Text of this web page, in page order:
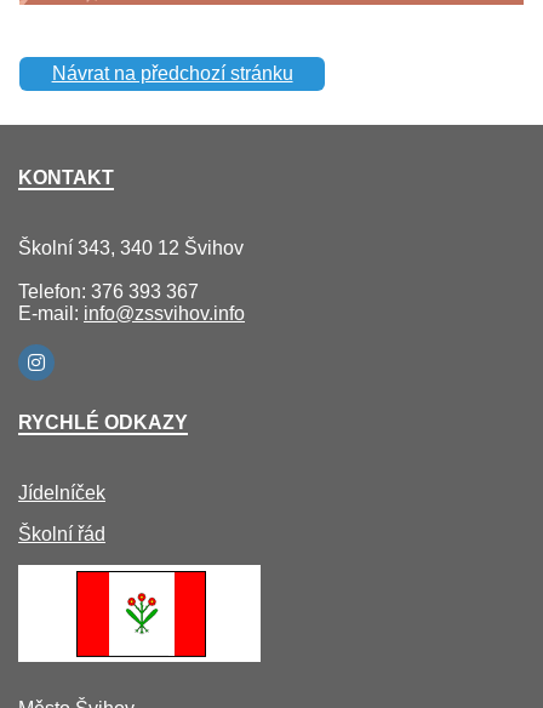
Návrat na předchozí stránku
KONTAKT
Školní 343, 340 12 Švihov
Telefon: 376 393 367
E-mail: info@zssvihov.info
RYCHLÉ ODKAZY
Jídelníček
Školní řád